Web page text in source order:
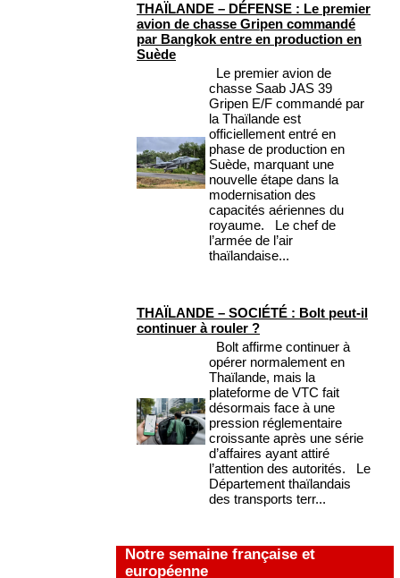
THAÏLANDE – DÉFENSE : Le premier
avion de chasse Gripen commandé
par Bangkok entre en production en
Suède
Le premier avion de
chasse Saab JAS 39
Gripen E/F commandé par
la Thaïlande est
officiellement entré en
phase de production en
Suède, marquant une
nouvelle étape dans la
modernisation des
capacités aériennes du
royaume. Le chef de
l’armée de l’air
thaïlandaise...
THAÏLANDE – SOCIÉTÉ : Bolt peut-il
continuer à rouler ?
Bolt affirme continuer à
opérer normalement en
Thaïlande, mais la
plateforme de VTC fait
désormais face à une
pression réglementaire
croissante après une série
d’affaires ayant attiré
l’attention des autorités. Le
Département thaïlandais
des transports terr...
Notre semaine française et
européenne